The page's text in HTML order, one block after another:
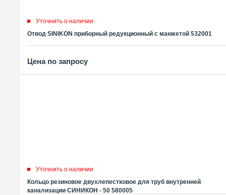
Уточнить о наличии
Отвод SINIKON приборный редукционный с манжетой 532001
Цена по запросу
Уточнить о наличии
Кольцо резиновое двухлепестковое для труб внутренней
канализации СИНИКОН - 50 580005